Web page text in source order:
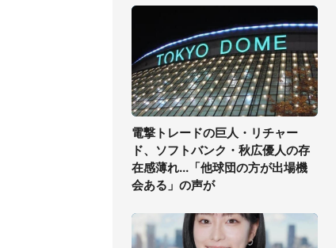
電撃トレードの巨人・リチャー
ド、ソフトバンク・秋広優人の存
在感薄れ...「他球団の方が出場機
会ある」の声が